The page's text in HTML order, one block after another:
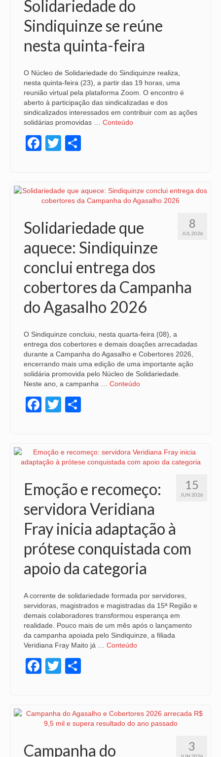
Solidariedade do
Sindiquinze se reúne
nesta quinta-feira
O Núcleo de Solidariedade do Sindiquinze realiza,
nesta quinta-feira (23), a partir das 19 horas, uma
reunião virtual pela plataforma Zoom. O encontro é
aberto à participação das sindicalizadas e dos
sindicalizados interessados em contribuir com as ações
solidárias promovidas … Conteúdo
Facebook
Twitter
8
JUL 2026
Solidariedade que
aquece: Sindiquinze
conclui entrega dos
cobertores da Campanha
do Agasalho 2026
O Sindiquinze concluiu, nesta quarta-feira (08), a
entrega dos cobertores e demais doações arrecadadas
durante a Campanha do Agasalho e Cobertores 2026,
encerrando mais uma edição de uma importante ação
solidária promovida pelo Núcleo de Solidariedade.
Neste ano, a campanha … Conteúdo
Facebook
Twitter
15
JUN 2026
Emoção e recomeço:
servidora Veridiana
Fray inicia adaptação à
prótese conquistada com
apoio da categoria
A corrente de solidariedade formada por servidores,
servidoras, magistrados e magistradas da 15ª Região e
demais colaboradores transformou esperança em
realidade. Pouco mais de um mês após o lançamento
da campanha apoiada pelo Sindiquinze, a filiada
Veridiana Fray Maito já … Conteúdo
Facebook
Twitter
3
Campanha do